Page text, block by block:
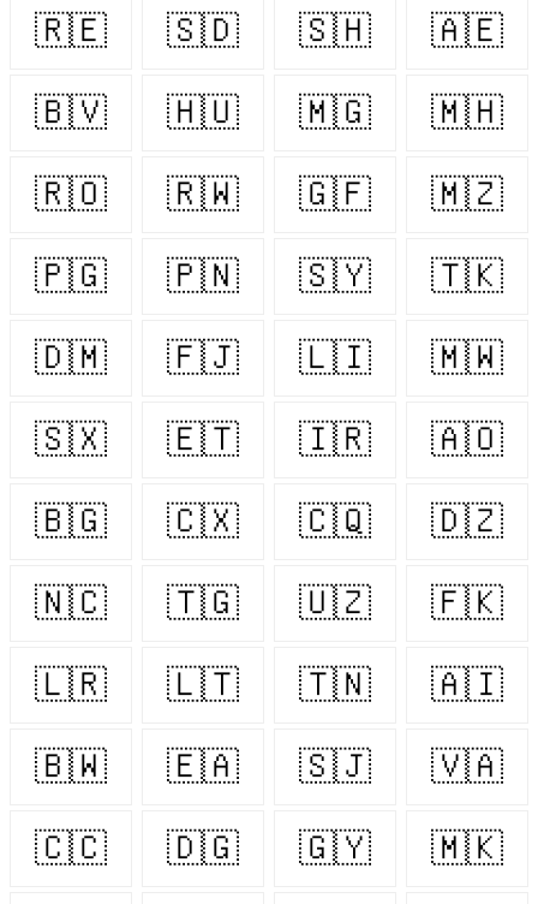
🇷🇪 🇸🇩 🇸🇭 🇦🇪
🇧🇻 🇭🇺 🇲🇬 🇲🇭
🇷🇴 🇷🇼 🇬🇫 🇲🇿
🇵🇬 🇵🇳 🇸🇾 🇹🇰
🇩🇲 🇫🇯 🇱🇮 🇲🇼
🇸🇽 🇪🇹 🇮🇷 🇦🇴
🇧🇬 🇨🇽 🇨🇶 🇩🇿
🇳🇨 🇹🇬 🇺🇿 🇫🇰
🇱🇷 🇱🇹 🇹🇳 🇦🇮
🇧🇼 🇪🇦 🇸🇯 🇻🇦
🇨🇨 🇩🇬 🇬🇾 🇲🇰